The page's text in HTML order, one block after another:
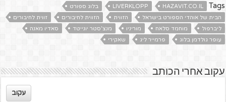
Tags
HAZAVIT.CO.IL
LIVERKLOPP
בלוג ספורט
הבית של אוהדי הספורט בישראל
הזווית הזווית לחיבורים
זווית לחיבורים
ליברפול
מוחמד סלאח מוריניו מנצ'סטר יונייטד
סאדיו מאנה
עופר גולדמן בלוג
פרמייר ליג שאקירי
עקוב אחרי הכותב
עקוב